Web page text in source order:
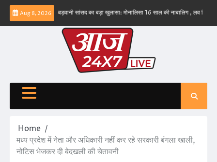
Skip
content
Aug 8, 2026
– ईरान बड़वानी सांसद का बड़ा खुलासा: मोनालिसा 16 साल की नाबालिग , लव जिहाद के षडयंत्र
Home
मध्य प्रदेश में नेता और अधिकारी नहीं कर रहे सरकारी बंगला खाली,
नोटिस भेजकर दी बेदखली की चेतावनी